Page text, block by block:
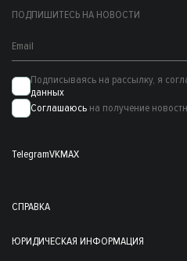
ПОДПИШИТЕСЬ НА НОВОСТИ
Подписываясь на рассылку, я
данных
Соглашаюсь на получение
TelegramVKMAX
СПРАВКА
ЮРИДИЧЕСКАЯ ИНФОРМАЦИЯ